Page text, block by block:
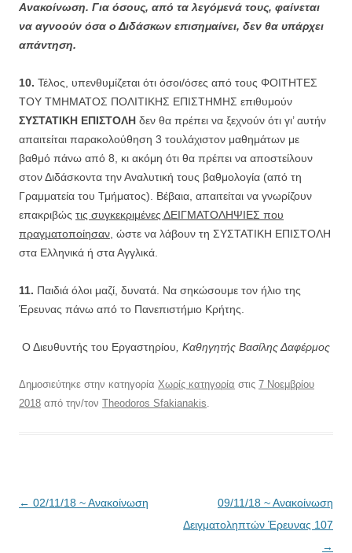
Ανακοίνωση. Για όσους, από τα λεγόμενά τους, φαίνεται
να αγνοούν όσα ο Διδάσκων επισημαίνει, δεν θα υπάρχει
απάντηση.
10. Τέλος, υπενθυμίζεται ότι όσοι/όσες από τους ΦΟΙΤΗΤΕΣ
ΤΟΥ ΤΜΗΜΑΤΟΣ ΠΟΛΙΤΙΚΗΣ ΕΠΙΣΤΗΜΗΣ επιθυμούν
ΣΥΣΤΑΤΙΚΗ ΕΠΙΣΤΟΛΗ δεν θα πρέπει να ξεχνούν ότι γι’ αυτήν
απαιτείται παρακολούθηση 3 τουλάχιστον μαθημάτων με
βαθμό πάνω από 8, κι ακόμη ότι θα πρέπει να αποστείλουν
στον Διδάσκοντα την Αναλυτική τους βαθμολογία (από τη
Γραμματεία του Τμήματος). Βέβαια, απαιτείται να γνωρίζουν
επακριβώς τις συγκεκριμένες ΔΕΙΓΜΑΤΟΛΗΨΙΕΣ που
πραγματοποίησαν, ώστε να λάβουν τη ΣΥΣΤΑΤΙΚΗ ΕΠΙΣΤΟΛΗ
στα Ελληνικά ή στα Αγγλικά.
11. Παιδιά όλοι μαζί, δυνατά. Να σηκώσουμε τον ήλιο της
Έρευνας πάνω από το Πανεπιστήμιο Κρήτης.
Ο Διευθυντής του Εργαστηρίου, Καθηγητής Βασίλης Δαφέρμος
Δημοσιεύτηκε στην κατηγορία Χωρίς κατηγορία στις 7 Νοεμβρίου
2018 από την/τον Theodoros Sfakianakis.
Πλοήγηση
← 02/11/18 ~ Ανακοίνωση
09/11/18 ~ Ανακοίνωση
Δειγματοληπτών Έρευνας 107
→